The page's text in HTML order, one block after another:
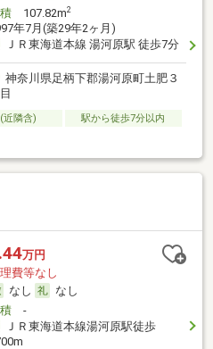
107.82m2
年7月(築29年2ヶ月)
ＪＲ東海道本線 湯河原駅 徒歩7分
神奈川県足柄下郡湯河原町土肥３
近隣含)
駅から徒歩7分以内
万円
費等なし
なし
なし
-
ＪＲ東海道本線湯河原駅徒歩